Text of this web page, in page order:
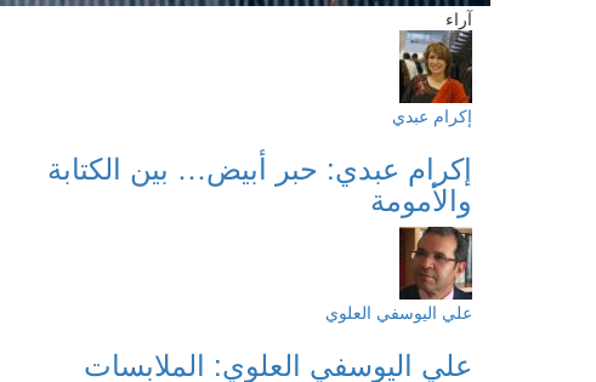
آراء
إكرام عبدي
إكرام عبدي: حبر أبيض… بين الكتابة
والأمومة
علي اليوسفي العلوي
علي اليوسفي العلوي: الملابسات